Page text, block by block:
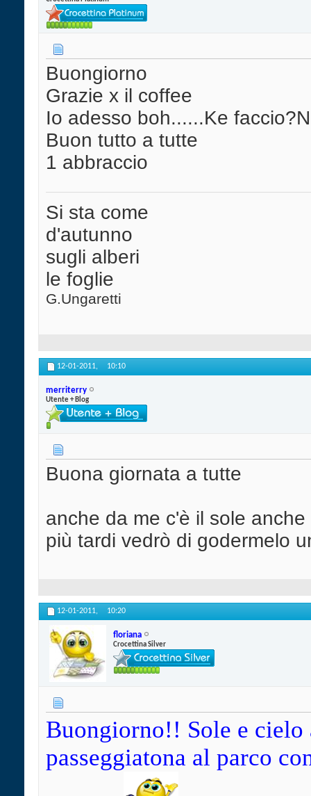
Buongiorno
Grazie x il coffee
Io adesso boh......Ke
Buon tutto a tutte
1 abbraccio
Si sta come
d'autunno
sugli alberi
le foglie
G.Ungaretti
12-01-2011, 10:10
merriterry
Utente + Blog
Buona giornata a tutte
anche da me c'è il sole
più tardi vedrò di godermelo
12-01-2011, 10:20
floriana
Crocettina Silver
Buongiorno!! Sole e
passeggiatona al parco